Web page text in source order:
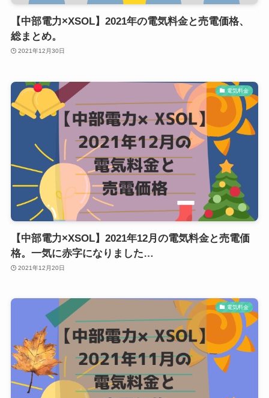
【中部電力×XSOL】2021年の電気料金と売電価格、
総まとめ。
2021年12月30日
電気料金
【中部電力×XSOL】2021年12月の電気料金と売電価
格。一気に赤字になりました…
2021年12月20日
電気料金